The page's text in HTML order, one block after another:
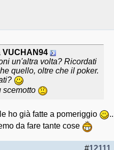
VUCHAN94
un'altra volta? Ricordati
quello, oltre che il poker.
scemotto
ho già fatte a pomeriggio
..
da fare tante cose
#12111